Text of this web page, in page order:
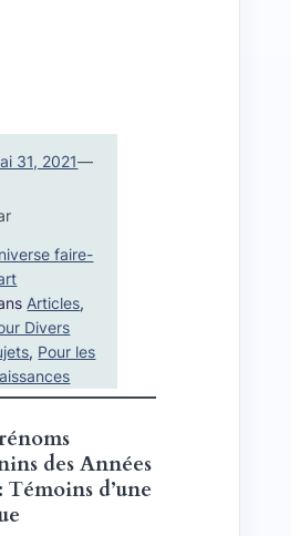
31, 2021—
faire-
Articles
Divers
, Pour les
des Années
Témoins d’une